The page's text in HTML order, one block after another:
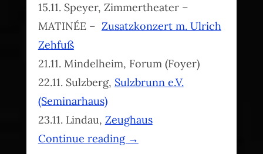
15.11. Speyer, Zimmertheater –
MATINÉE – Zusatzkonzert m. Ulrich
Zehfuß
21.11. Mindelheim, Forum (Foyer)
22.11. Sulzberg, Sulzbrunn e.V.
(Seminarhaus)
23.11. Lindau, Zeughaus
Continue reading →